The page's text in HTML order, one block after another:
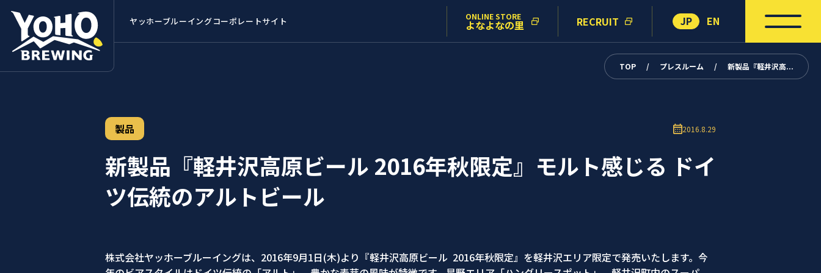
ヤッホーブルーイングコーポレートサイト ONLINE STORE
よなよなの里 RECRUIT JP EN
製品 2016.8.29
TOP / プレスルーム / 新製品『軽井沢高...
新製品『軽井沢高原ビール 2016年秋限定』モルト感じる ドイ
ツ伝統のアルトビール
株式会社ヤッホーブルーイングは、2016年9月1日(木)より『軽井沢高原ビール 2016年秋限定』を軽井沢エリア限定で発売いたします。今